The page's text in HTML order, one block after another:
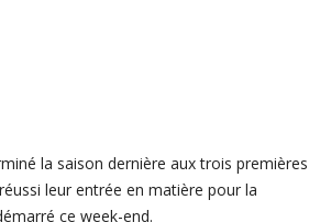
la saison dernière aux trois premières
leur entrée en matière pour la
ce week-end.